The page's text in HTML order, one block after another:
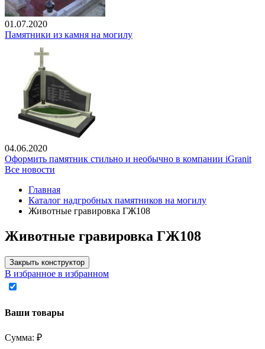
01.07.2020
Памятники из камня на могилу
04.06.2020
Оформить памятник стильно и необычно в компании iGranit
Все новости
Главная
Каталог надгробных памятников на могилу
Животные гравировка ГЖ108
Животные гравировка ГЖ108
Закрыть конструктор
В избранное в избранном
Ваши товары
Сумма: ₽